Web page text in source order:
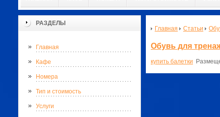
РАЗДЕЛЫ
Главная
Кафе
Номера
Тип и стоимость
Услуги
Главная Статьи
Обувь для
купить балетки